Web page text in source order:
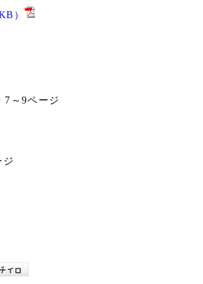
）
7～9ページ
ジ